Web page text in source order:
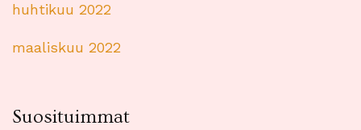
huhtikuu 2022
maaliskuu 2022
Suosituimmat